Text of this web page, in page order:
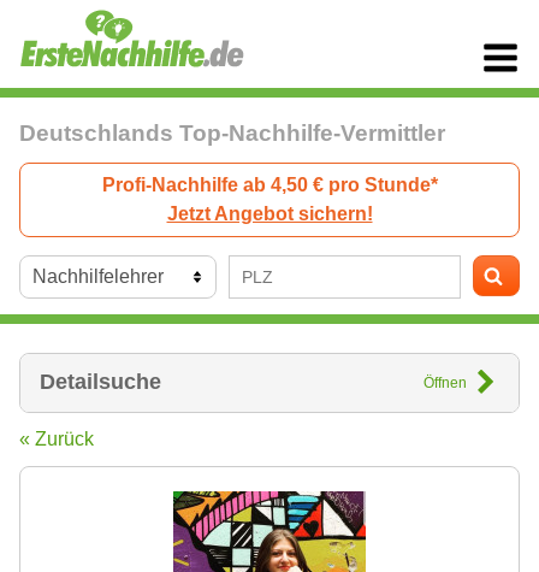
Deutschlands Top-Nachhilfe-Vermittler
Profi-Nachhilfe ab 4,50 € pro Stunde*
Jetzt Angebot sichern!
Detailsuche Öffnen
« Zurück